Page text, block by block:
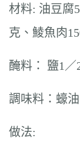
材料: 油豆腐
克、鯪魚肉
醃料： 鹽1
調味料：蠔
做法: